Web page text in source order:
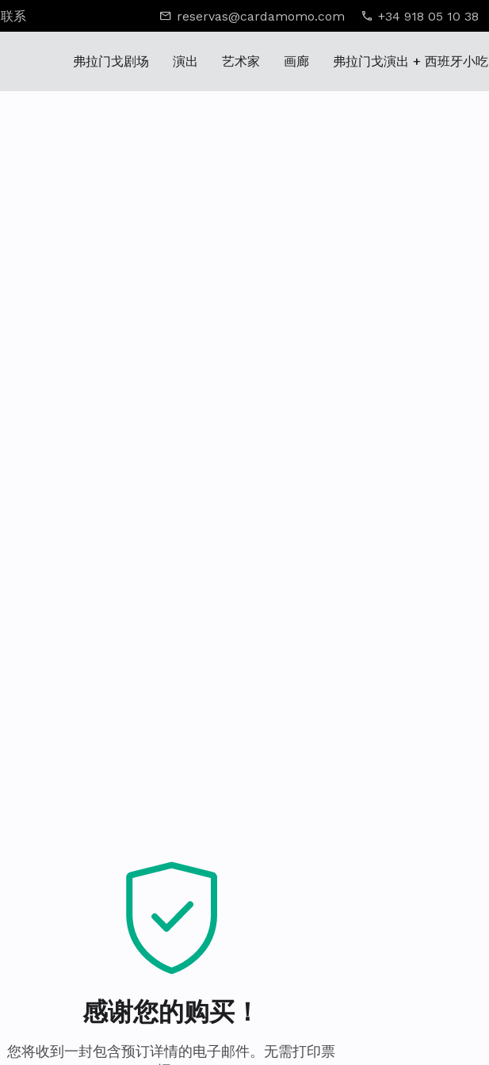
联系 reservas@cardamomo.com +34 918 05 10 38
弗拉门戈剧场 演出 艺术家 画廊 弗拉门戈演出 + 西班牙小吃
感谢您的购买！
您将收到一封包含预订详情的电子邮件。无需打印票